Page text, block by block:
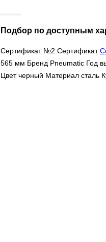
Подбор по доступным
Сертификат №2 Сертификат
565 мм Бренд Pneumatic Год
Цветчерный Материал сталь